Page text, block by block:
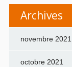
Archives
novembre 2021
octobre 2021